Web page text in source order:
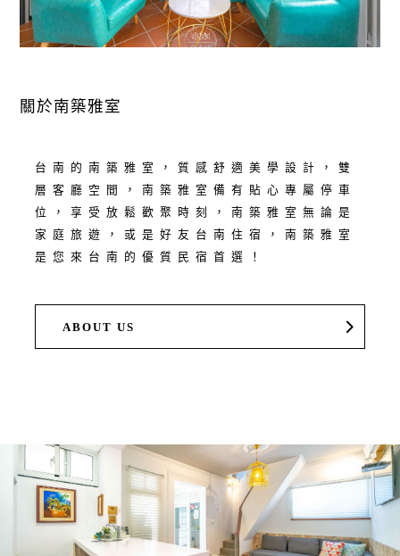
關於南築雅室
台南的南築雅室，質感舒適美學設計，雙
層客廳空間，南築雅室備有貼心專屬停車
位，享受放鬆歡聚時刻，南築雅室無論是
家庭旅遊，或是好友台南住宿，南築雅室
是您來台南的優質民宿首選！
ABOUT US